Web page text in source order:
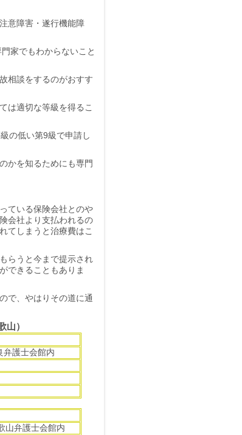
意障害・遂行機能障
家でもわからないこと
相談をするのがおすす
は適切な等級を得るこ
の低い第9級で申請し
かを知るためにも専門
ている保険会社とのや
会社より支払われるの
てしまうと治療費はこ
らうと今まで提示され
できることもありま
で、やはりその道に通
）
護士会館内
弁護士会館内